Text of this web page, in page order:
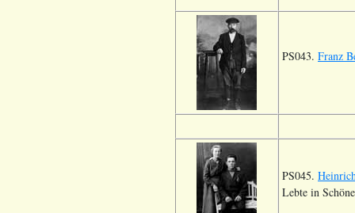
PS043. Franz
PS045.
Lebte in